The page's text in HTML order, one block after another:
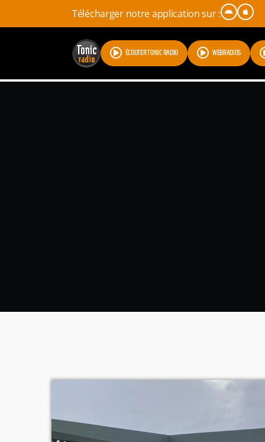
Télécharger notre application sur :
ÉCOUTER TONIC RADIO WEBRADIOS